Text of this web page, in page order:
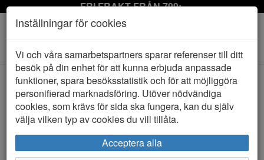
FRI FRAKT FRÅN 799:-
Toggle
navigation
HEM RUGGED GEAR
Inställningar för cookies
Vi och våra samarbetspartners sparar referenser till ditt
besök på din enhet för att kunna erbjuda anpassade
funktioner, spara besöksstatistik och för att möjliggöra
personifierad marknadsföring. Utöver nödvändiga
cookies, som krävs för sida ska fungera, kan du själv
välja vilken typ av cookies du vill tillåta.
Acceptera alla